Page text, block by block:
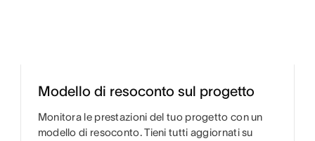
Modello di resoconto sul progetto
Monitora le prestazioni del tuo progetto con un
modello di resoconto. Tieni tutti aggiornati su